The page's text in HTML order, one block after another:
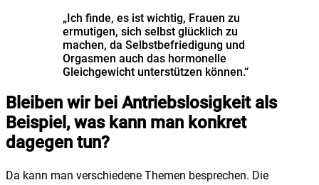
„Ich finde, es ist wichtig, Frauen zu
ermutigen, sich selbst glücklich zu
machen, da Selbstbefriedigung und
Orgasmen auch das hormonelle
Gleichgewicht unterstützen können.“
Bleiben wir bei Antriebslosigkeit als
Beispiel, was kann man konkret
dagegen tun?
Da kann man verschiedene Themen besprechen. Die